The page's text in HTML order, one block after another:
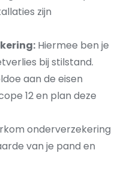
zijn
Hiermee ben je
bij stilstand.
aan de eisen
12 en plan deze
onderverzekering
van je pand en